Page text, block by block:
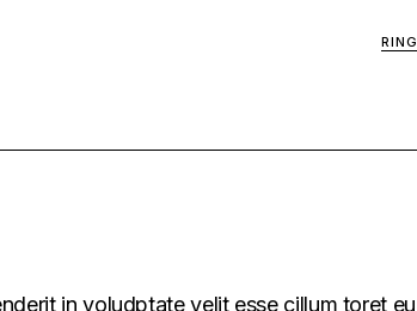
RING
in voludptate velit esse cillum toret eu